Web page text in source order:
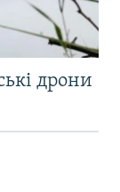
дрони